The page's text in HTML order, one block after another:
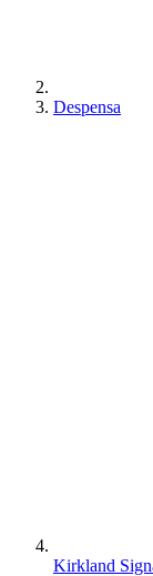
Despensa
Kirkland